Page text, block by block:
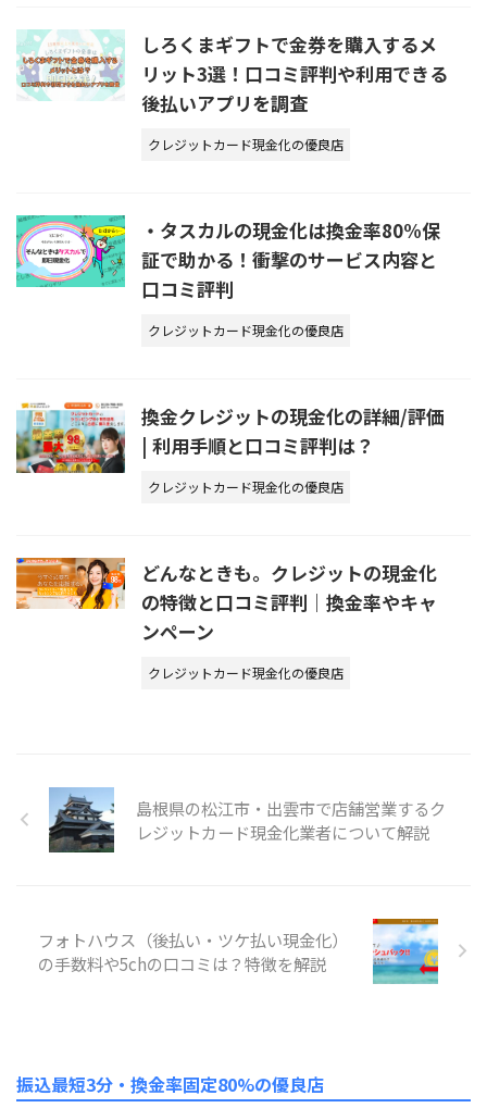
しろくまギフトで金券を購入するメ
リット3選！口コミ評判や利用できる
後払いアプリを調査
クレジットカード現金化の優良店
・タスカルの現金化は換金率80%保
証で助かる！衝撃のサービス内容と
口コミ評判
クレジットカード現金化の優良店
換金クレジットの現金化の詳細/評価
| 利用手順と口コミ評判は？
クレジットカード現金化の優良店
どんなときも。クレジットの現金化
の特徴と口コミ評判｜換金率やキャ
ンペーン
クレジットカード現金化の優良店
島根県の松江市・出雲市で店舗営業するク
レジットカード現金化業者について解説
フォトハウス（後払い・ツケ払い現金化）
の手数料や5chの口コミは？特徴を解説
振込最短3分・換金率固定80%の優良店